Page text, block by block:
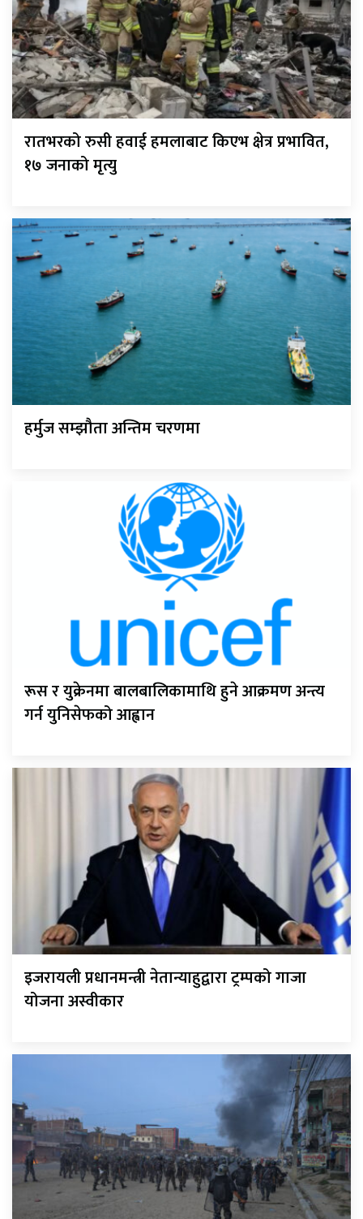
रातभरको रुसी हवाई हमलाबाट किएभ क्षेत्र प्रभावित,
१७ जनाको मृत्यु
हर्मुज सम्झौता अन्तिम चरणमा
रूस र युक्रेनमा बालबालिकामाथि हुने आक्रमण अन्त्य
गर्न युनिसेफको आह्वान
इजरायली प्रधानमन्त्री नेतान्याहुद्वारा ट्रम्पको गाजा
योजना अस्वीकार